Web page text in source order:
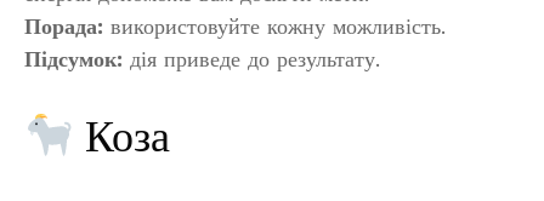
Порада: використовуйте кожну можливість.
Підсумок: дія приведе до результату.
Коза